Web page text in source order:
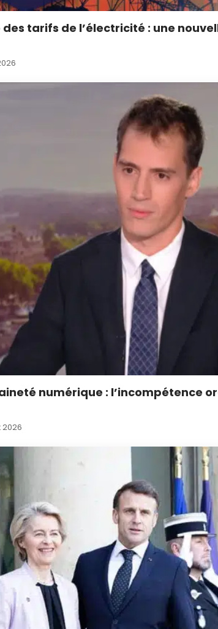
des tarifs de l’électricité : une
numérique : l’incompétence
2026